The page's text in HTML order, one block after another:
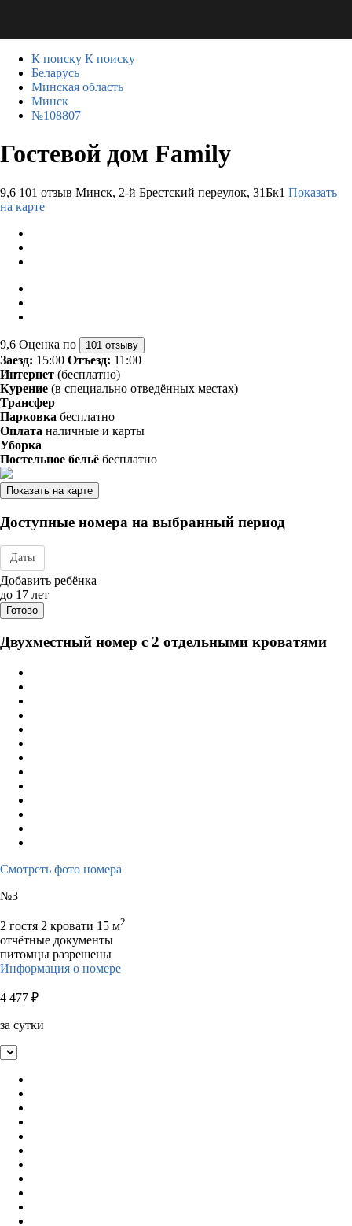
К поиску К поиску
Беларусь
Минская область
Минск
№108807
Гостевой дом Family
9,6 101 отзыв Минск, 2-й Брестский переулок, 31Бк1 Показать
на карте
9,6 Оценка по 101 отзыву
Заезд: 15:00 Отъезд: 11:00
Интернет (бесплатно)
Курение (в специально отведённых местах)
Трансфер
Парковка бесплатно
Оплата наличные и карты
Уборка
Постельное бельё бесплатно
Показать на карте
Доступные номера на выбранный период
Даты
Дата заезда - отъезда
Добавить ребёнка
до 17 лет
Готово
Двухместный номер с 2 отдельными кроватями
Смотреть фото номера
№3
2 гостя 2 кровати 15 м2
отчётные документы
питомцы разрешены
Информация о номере
4 477 ₽
за сутки